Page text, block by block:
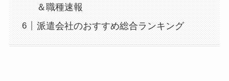
＆職種速報
派遣会社のおすすめ総合ランキング